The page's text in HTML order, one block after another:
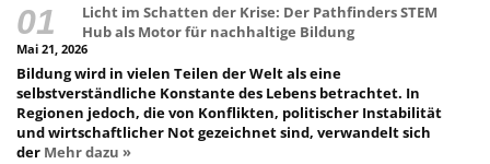
Licht im Schatten der Krise: Der Pathfinders STEM
Hub als Motor für nachhaltige Bildung
Mai 21, 2026
Bildung wird in vielen Teilen der Welt als eine
selbstverständliche Konstante des Lebens betrachtet. In
Regionen jedoch, die von Konflikten, politischer Instabilität
und wirtschaftlicher Not gezeichnet sind, verwandelt sich
der Mehr dazu »